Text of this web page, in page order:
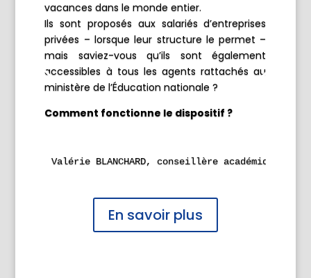
vacances dans le monde entier.
Ils sont proposés aux salariés d’entreprises
privées – lorsque leur structure le permet –
mais saviez-vous qu’ils sont également
accessibles à tous les agents rattachés au
ministère de l’Éducation nationale ?
Comment fonctionne le dispositif ?
Valérie BLANCHARD, conseillère académique de la
En savoir plus